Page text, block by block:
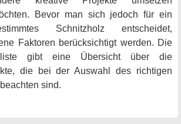
Bevor man sich jedoch für ein
Schnitzholz entscheidet,
Faktoren berücksichtigt werden. Die
gibt eine Übersicht über die
die bei der Auswahl des richtigen
sind.